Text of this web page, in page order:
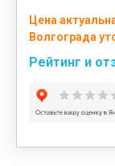
Цена
Волгограда
Рейтинг и